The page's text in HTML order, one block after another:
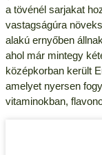
a tövénél sarjakat
vastagságúra
alakú ernyőben
ahol már mintegy
középkorban került
amelyet nyersen
vitaminokban,